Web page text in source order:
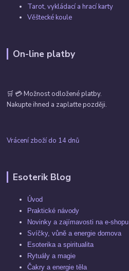
Tarot, vykládací a hrací karty
Věštecké koule
On-line platby
🛒 💳 Možnost odložené platby.
Nakupte ihned a zaplaťte později.
Vrácení zboží do 14 dnů
Esoterik Blog
Úvod
Praktické návody
Novinky a zajímavosti na e-shopu
Svíčky, vůně a energie domova
Esoterika a spiritualita
Rytuály a magie
Čakry a energie těla